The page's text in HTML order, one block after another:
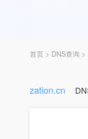
首页 > DNS查询 >
zation.cn